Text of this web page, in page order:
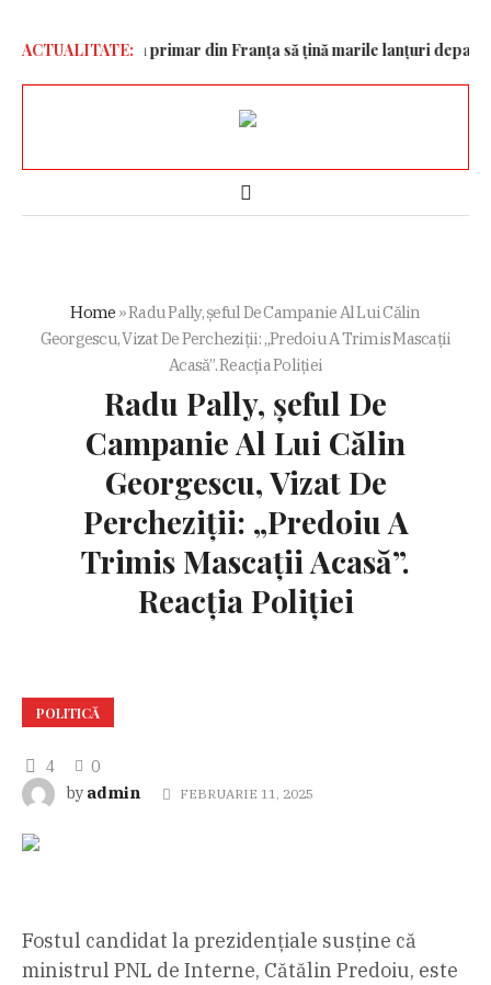
ACTUALITATE:
încearcă un primar din Franța să țină marile lanțuri departe de
Home »Radu Pally, șeful De Campanie Al Lui Călin
Georgescu, Vizat De Percheziții: „Predoiu A Trimis Mascații
Acasă”. Reacția Poliției
Radu Pally, șeful De
Campanie Al Lui Călin
Georgescu, Vizat De
Percheziții: „Predoiu A
Trimis Mascații Acasă”.
Reacția Poliției
POLITICĂ
4
0
by admin FEBRUARIE 11, 2025
Fostul candidat la prezidențiale susține că
ministrul PNL de Interne, Cătălin Predoiu, este